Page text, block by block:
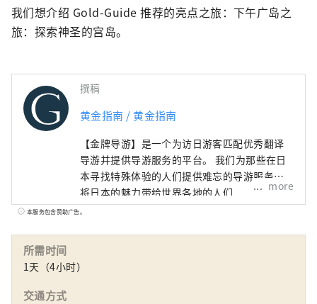
我们想介绍 Gold-Guide 推荐的亮点之旅：下午广岛之
旅：探索神圣的宫岛。
撰稿
黄金指南 / 黄金指南
【金牌导游】是一个为访日游客匹配优秀翻译
导游并提供导游服务的平台。 我们为那些在日
本寻找特殊体验的人们提供难忘的导游服务。
将日本的魅力带给世界各地的人们
more
本服务包含赞助广告。
所需时间
1天（4小时）
交通方式